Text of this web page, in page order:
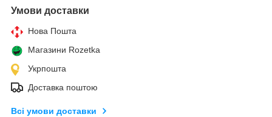
Умови доставки
Нова Пошта
Магазини Rozetka
Укрпошта
Доставка поштою
Всі умови доставки